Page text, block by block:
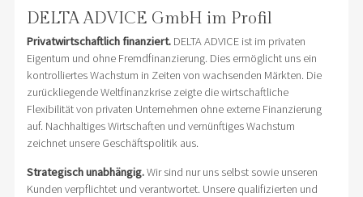
DELTA ADVICE GmbH im Profil
Privatwirtschaftlich finanziert.DELTA ADVICE ist im privaten
Eigentum und ohne Fremdfinanzierung. Dies ermöglicht uns ein
kontrolliertes Wachstum in Zeiten von wachsenden Märkten. Die
zurückliegende Weltfinanzkrise zeigte die wirtschaftliche
Flexibilität von privaten Unternehmen ohne externe Finanzierung
auf. Nachhaltiges Wirtschaften und vernünftiges Wachstum
zeichnet unsere Geschäftspolitik aus.
Strategisch unabhängig.Wir sind nur uns selbst sowie unseren
Kunden verpflichtet und verantwortet. Unsere qualifizierten und